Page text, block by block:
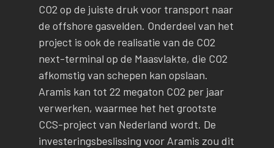
CO2 op de juiste druk voor transport naar
de offshore gasvelden. Onderdeel van het
project is ook de realisatie van de CO2
next-terminal op de Maasvlakte, die CO2
afkomstig van schepen kan opslaan.
Aramis kan tot 22 megaton CO2 per jaar
verwerken, waarmee het het grootste
CCS-project van Nederland wordt. De
investeringsbeslissing voor Aramis zou dit